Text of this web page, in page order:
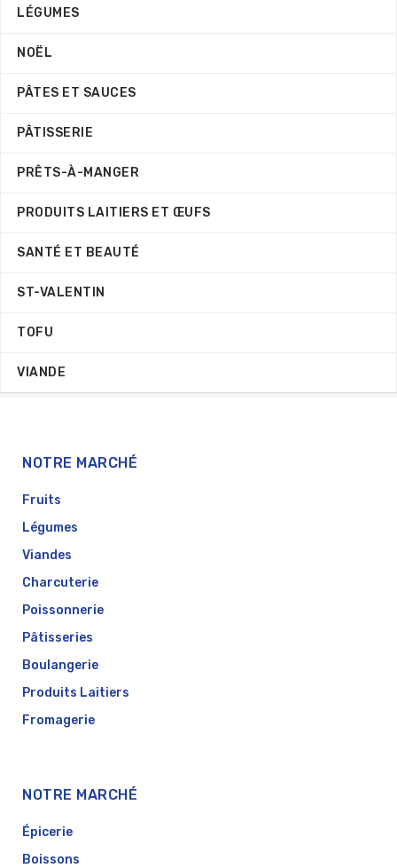
LÉGUMES
NOËL
PÂTES ET SAUCES
PÂTISSERIE
PRÊTS-À-MANGER
PRODUITS LAITIERS ET ŒUFS
SANTÉ ET BEAUTÉ
ST-VALENTIN
TOFU
VIANDE
NOTRE MARCHÉ
Fruits
Légumes
Viandes
Charcuterie
Poissonnerie
Pâtisseries
Boulangerie
Produits Laitiers
Fromagerie
NOTRE MARCHÉ
Épicerie
Boissons